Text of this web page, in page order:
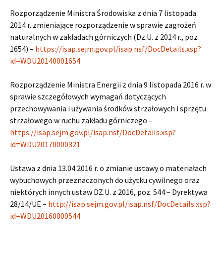
Rozporządzenie Ministra Środowiska z dnia 7 listopada
2014 r. zmieniające rozporządzenie w sprawie zagrożeń
naturalnych w zakładach górniczych (Dz.U. z 2014 r., poz
1654) – https://isap.sejm.gov.pl/isap.nsf/DocDetails.xsp?
id=WDU20140001654
Rozporządzenie Ministra Energii z dnia 9 listopada 2016 r. w
sprawie szczegółowych wymagań dotyczących
przechowywania i używania środków strzałowych i sprzętu
strzałowego w ruchu zakładu górniczego –
https://isap.sejm.gov.pl/isap.nsf/DocDetails.xsp?
id=WDU20170000321
Ustawa z dnia 13.04.2016 r. o zmianie ustawy o materiałach
wybuchowych przeznaczonych do użytku cywilnego oraz
niektórych innych ustaw DZ.U. z 2016, poz. 544 – Dyrektywa
28/14/UE – http://isap.sejm.gov.pl/isap.nsf/DocDetails.xsp?
id=WDU20160000544